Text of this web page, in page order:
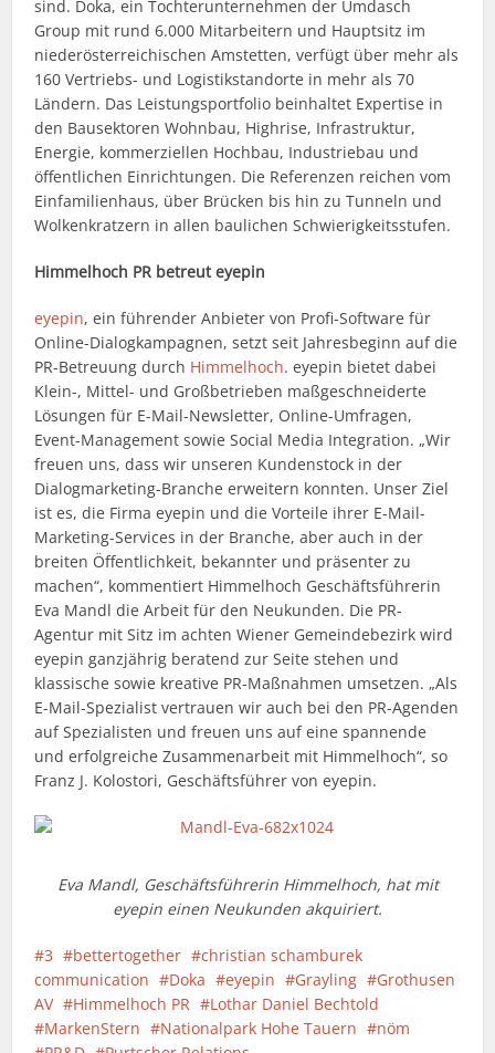
sind. Doka, ein Tochterunternehmen der Umdasch
Group mit rund 6.000 Mitarbeitern und Hauptsitz im
niederösterreichischen Amstetten, verfügt über mehr als
160 Vertriebs- und Logistikstandorte in mehr als 70
Ländern. Das Leistungsportfolio beinhaltet Expertise in
den Bausektoren Wohnbau, Highrise, Infrastruktur,
Energie, kommerziellen Hochbau, Industriebau und
öffentlichen Einrichtungen. Die Referenzen reichen vom
Einfamilienhaus, über Brücken bis hin zu Tunneln und
Wolkenkratzern in allen baulichen Schwierigkeitsstufen.
Himmelhoch PR betreut eyepin
eyepin, ein führender Anbieter von Profi-Software für
Online-Dialogkampagnen, setzt seit Jahresbeginn auf die
PR-Betreuung durch Himmelhoch. eyepin bietet dabei
Klein-, Mittel- und Großbetrieben maßgeschneiderte
Lösungen für E-Mail-Newsletter, Online-Umfragen,
Event-Management sowie Social Media Integration. „Wir
freuen uns, dass wir unseren Kundenstock in der
Dialogmarketing-Branche erweitern konnten. Unser Ziel
ist es, die Firma eyepin und die Vorteile ihrer E-Mail-
Marketing-Services in der Branche, aber auch in der
breiten Öffentlichkeit, bekannter und präsenter zu
machen“, kommentiert Himmelhoch Geschäftsführerin
Eva Mandl die Arbeit für den Neukunden. Die PR-
Agentur mit Sitz im achten Wiener Gemeindebezirk wird
eyepin ganzjährig beratend zur Seite stehen und
klassische sowie kreative PR-Maßnahmen umsetzen. „Als
E-Mail-Spezialist vertrauen wir auch bei den PR-Agenden
auf Spezialisten und freuen uns auf eine spannende
und erfolgreiche Zusammenarbeit mit Himmelhoch“, so
Franz J. Kolostori, Geschäftsführer von eyepin.
Eva Mandl, Geschäftsführerin Himmelhoch, hat mit
eyepin einen Neukunden akquiriert.
3 bettertogether
christian schamburek
communication
Doka eyepin Grayling
Grothusen
AV
Himmelhoch PR
Lothar Daniel Bechtold
MarkenStern
Nationalpark Hohe Tauern
nöm